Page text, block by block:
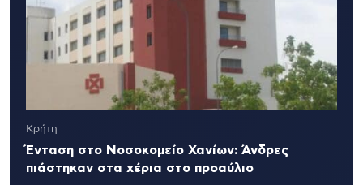
Κρήτη
Ένταση στο Νοσοκομείο Χανίων: Άνδρες
πιάστηκαν στα χέρια στο προαύλιο